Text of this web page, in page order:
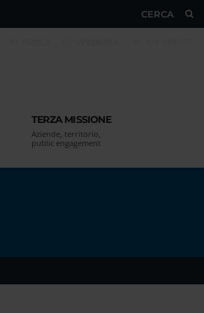
CERCA
TERZA MISSIONE
Aziende, territorio,
public engagement